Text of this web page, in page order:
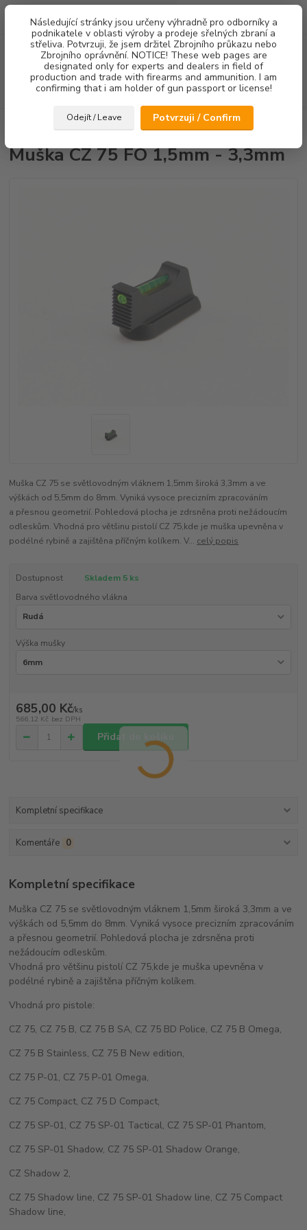
Následující stránky jsou určeny výhradně pro odborníky a
podnikatele v oblasti výroby a prodeje sřelných zbraní a
střeliva. Potvrzuji, že jsem držitel Zbrojního průkazu nebo
Zbrojního oprávnění. NOTICE! These web pages are
designated only for experts and dealers in field of
production and trade with firearms and ammunition. I am
confirming that i am holder of gun passport or license!
Odejít / Leave Potvrzuji / Confirm
Menu
Hledat
za0,00 Kč
Muška CZ 75 FO 1,5mm - 3,3mm
Muška CZ 75 FO 1,5mm - 3,3mm
Muška CZ 75 se světlovodným vláknem 1,5mm široká 3,3mm a ve
výškách od 5,5mm do 8mm. Vyniká vysoce precizním zpracováním
a přesnou geometrií. Pohledová plocha je zdrsněna proti nežádoucím
odleskům. Vhodná pro většinu pistolí CZ 75,kde je muška upevněna v
podélné rybině a zajištěna příčným kolíkem. V... celý popis
Dostupnost
Skladem 5 ks
Barva světlovodného vlákna
Výška mušky
685,00 Kč/ks
566,12 Kč bez DPH
Přidat do košíku
Kompletní specifikace
Komentáře 0
Kompletní specifikace
Muška CZ 75 se světlovodným vláknem 1,5mm široká 3,3mm a ve
výškách od 5,5mm do 8mm. Vyniká vysoce precizním zpracováním
a přesnou geometrií. Pohledová plocha je zdrsněna proti
nežádoucím odleskům.
Vhodná pro většinu pistolí CZ 75,kde je muška upevněna v
podélné rybině a zajištěna příčným kolíkem.
Vhodná pro pistole:
CZ 75, CZ 75 B, CZ 75 B SA, CZ 75 BD Police, CZ 75 B Omega,
CZ 75 B Stainless, CZ 75 B New edition,
CZ 75 P-01, CZ 75 P-01 Omega,
CZ 75 Compact, CZ 75 D Compact,
CZ 75 SP-01, CZ 75 SP-01 Tactical, CZ 75 SP-01 Phantom,
CZ 75 SP-01 Shadow, CZ 75 SP-01 Shadow Orange,
CZ Shadow 2,
CZ 75 Shadow line, CZ 75 SP-01 Shadow line, CZ 75 Compact
Shadow line,